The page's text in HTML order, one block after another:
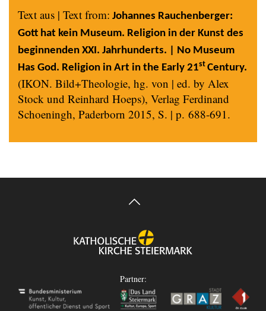
Text aus | Text from: Johannes Rauchenberger:
Gott hat kein Museum. Religion in der Kunst des
beginnenden XXI. Jahrhunderts. | No Museum
Has God. Religion in Art in the Early 21st Century.
(IKON. Bild+Theologie, hg. von | ed. by Alex
Stock und Reinhard Hoeps), Verlag Ferdinand
Schoeningh, Paderborn 2015, S. | p. 688-691.
Partner: